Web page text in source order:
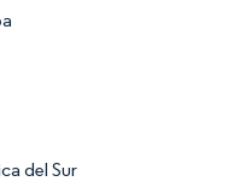
del Sur